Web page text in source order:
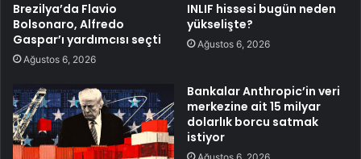
Brezilya’da Flavio
Bolsonaro, Alfredo
Gaspar’ı yardımcısı seçti
Ağustos 6, 2026
INLIF hissesi bugün neden
yükselişte?
Ağustos 6, 2026
Bankalar Anthropic’in veri
merkezine ait 15 milyar
dolarlık borcu satmak
istiyor